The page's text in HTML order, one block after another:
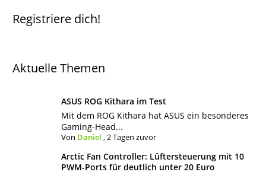
Registriere dich!
Aktuelle Themen
ASUS ROG Kithara im Test
Mit dem ROG Kithara hat ASUS ein besonderes
Gaming-Head...
Von Daniel ,2 Tagen zuvor
Arctic Fan Controller: Lüftersteuerung mit 10
PWM-Ports für deutlich unter 20 Euro